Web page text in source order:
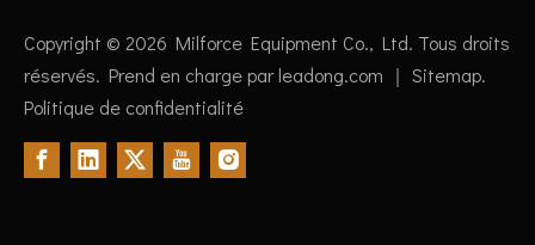
Copyright © 2026 Milforce Equipment Co., Ltd. Tous droits
réservés. Prend en charge parleadong.com ｜ Sitemap.
Politique de confidentialité